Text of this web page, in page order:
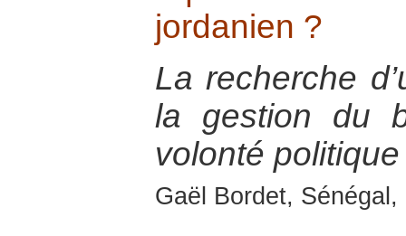
jordanien ?
La recherche
la gestion du
volonté
Gaël Bordet,